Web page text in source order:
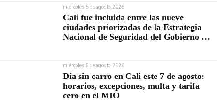
miércoles 5 de agosto, 2026
Cali fue incluida entre las nueve
ciudades priorizadas de la Estrategia
Nacional de Seguridad del Gobierno de
miércoles 5 de agosto, 2026
Día sin carro en Cali este 7 de agosto:
horarios, excepciones, multa y tarifa
cero en el MIO